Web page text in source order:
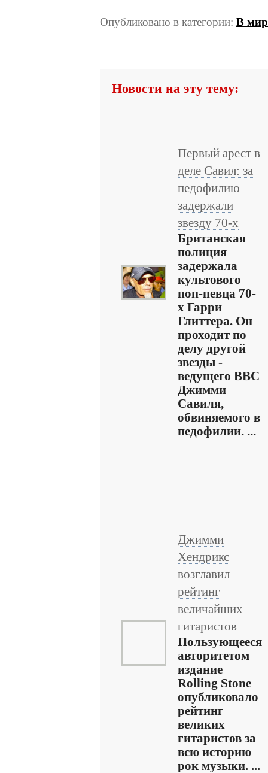
Опубликовано в категории: В
Новости на эту тему:
Первый арест в
деле Савил: за
педофилию
задержали
звезду 70-х
Британская
полиция
задержала
культового
поп-певца 70-
х Гарри
Глиттера. Он
проходит по
делу другой
звезды -
ведущего ВВС
Джимми
Савиля,
обвиняемого в
педофилии. ...
Джимми
Хендрикс
возглавил
рейтинг
величайших
гитаристов
Пользующееся
авторитетом
издание
Rolling Stone
опубликовало
рейтинг
великих
гитаристов за
всю историю
рок музыки. ...